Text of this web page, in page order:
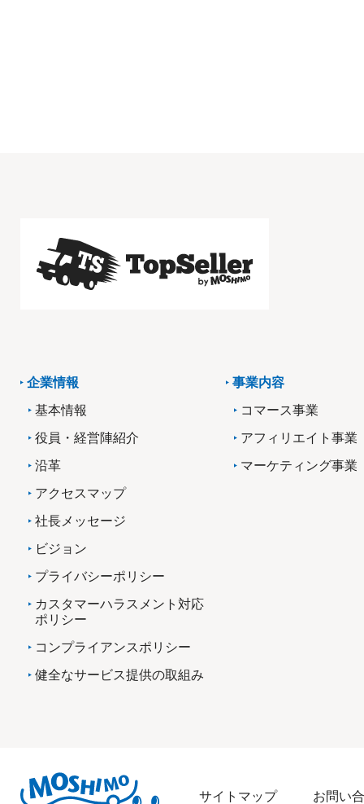
企業情報
基本情報
役員・経営陣紹介
沿革
アクセスマップ
社長メッセージ
ビジョン
プライバシーポリシー
カスタマーハラスメント対応
ポリシー
コンプライアンスポリシー
健全なサービス提供の取組み
事業内容
コマース事業
アフィリエイト事業
マーケティング事業
サイトマップ お問い